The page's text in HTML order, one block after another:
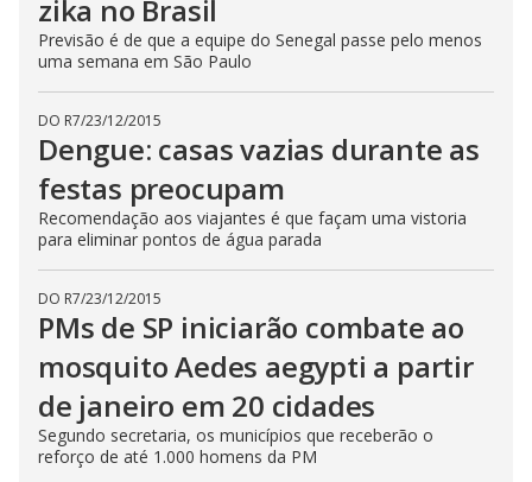
zika no Brasil
Previsão é de que a equipe do Senegal passe pelo menos
uma semana em São Paulo
DO R7/23/12/2015
Dengue: casas vazias durante as
festas preocupam
Recomendação aos viajantes é que façam uma vistoria
para eliminar pontos de água parada
DO R7/23/12/2015
PMs de SP iniciarão combate ao
mosquito Aedes aegypti a partir
de janeiro em 20 cidades
Segundo secretaria, os municípios que receberão o
reforço de até 1.000 homens da PM